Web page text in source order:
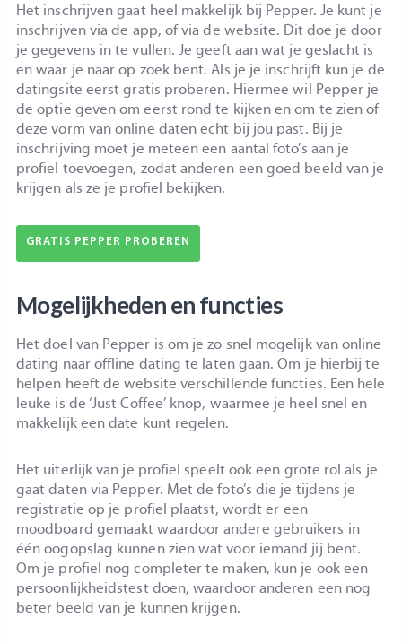
Het inschrijven gaat heel makkelijk bij Pepper. Je kunt je
inschrijven via de app, of via de website. Dit doe je door
je gegevens in te vullen. Je geeft aan wat je geslacht is
en waar je naar op zoek bent. Als je je inschrijft kun je de
datingsite eerst gratis proberen. Hiermee wil Pepper je
de optie geven om eerst rond te kijken en om te zien of
deze vorm van online daten echt bij jou past. Bij je
inschrijving moet je meteen een aantal foto’s aan je
profiel toevoegen, zodat anderen een goed beeld van je
krijgen als ze je profiel bekijken.
GRATIS PEPPER PROBEREN
Mogelijkheden en functies
Het doel van Pepper is om je zo snel mogelijk van online
dating naar offline dating te laten gaan. Om je hierbij te
helpen heeft de website verschillende functies. Een hele
leuke is de ‘Just Coffee’ knop, waarmee je heel snel en
makkelijk een date kunt regelen.
Het uiterlijk van je profiel speelt ook een grote rol als je
gaat daten via Pepper. Met de foto’s die je tijdens je
registratie op je profiel plaatst, wordt er een
moodboard gemaakt waardoor andere gebruikers in
één oogopslag kunnen zien wat voor iemand jij bent.
Om je profiel nog completer te maken, kun je ook een
persoonlijkheidstest doen, waardoor anderen een nog
beter beeld van je kunnen krijgen.